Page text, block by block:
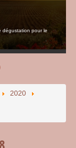
dégustation pour le
2020